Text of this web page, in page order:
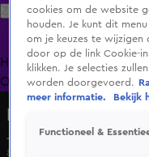
Zoeken
HomeUitzending Gemist
OranjezomerLivestreams
Jongen (17) overleden
8 aug 2025, 12:32
cookies om de website
houden. Je kunt dit
om je keuzes te wijzigen
door op de link Cookie-
klikken. Je selecties
worden doorgevoerd.
meer informatie.
Bekijk
Functioneel &